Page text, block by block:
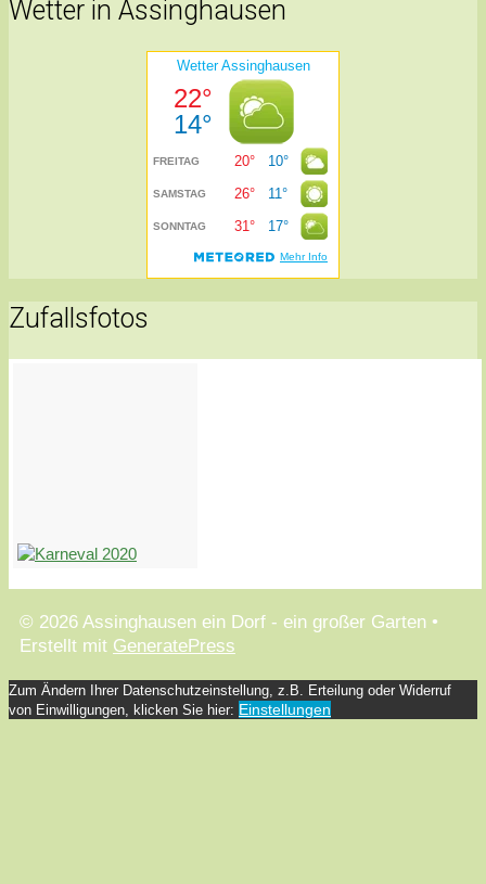
Wetter in Assinghausen
Zufallsfotos
© 2026 Assinghausen ein Dorf - ein großer Garten •
Erstellt mit GeneratePress
Zum Ändern Ihrer Datenschutzeinstellung, z.B. Erteilung oder Widerruf
von Einwilligungen, klicken Sie hier: Einstellungen